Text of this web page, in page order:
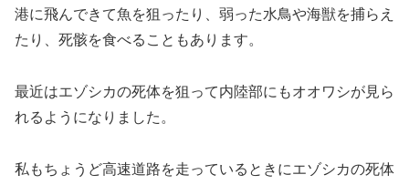
港に飛んできて魚を狙ったり、弱った水鳥や海獣を捕らえ
たり、死骸を食べることもあります。
最近はエゾシカの死体を狙って内陸部にもオオワシが見ら
れるようになりました。
私もちょうど高速道路を走っているときにエゾシカの死体